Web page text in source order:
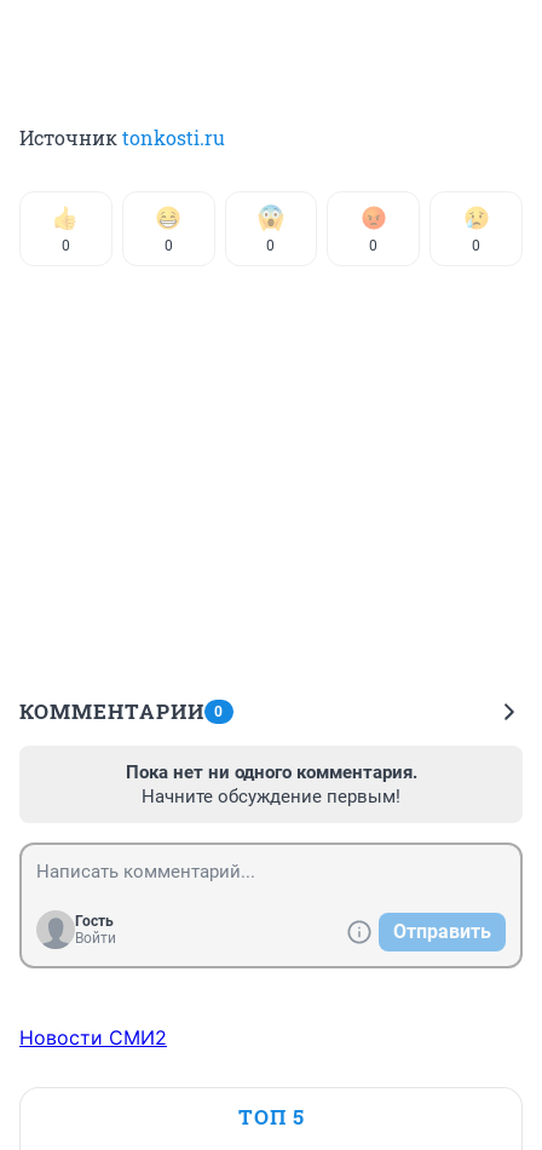
Источникtonkosti.ru
0 0 0 0 0
КОММЕНТАРИИ 0
Пока нет ни одного комментария.
Начните обсуждение первым!
Гость
Войти
Отправить
Новости СМИ2
ТОП 5